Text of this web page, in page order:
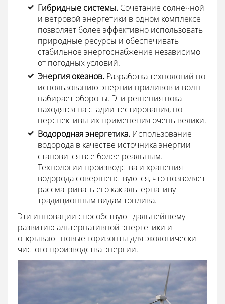
Гибридные системы. Сочетание солнечной
и ветровой энергетики в одном комплексе
позволяет более эффективно использовать
природные ресурсы и обеспечивать
стабильное энергоснабжение независимо
от погодных условий.
Энергия океанов. Разработка технологий по
использованию энергии приливов и волн
набирает обороты. Эти решения пока
находятся на стадии тестирования, но
перспективы их применения очень велики.
Водородная энергетика. Использование
водорода в качестве источника энергии
становится все более реальным.
Технологии производства и хранения
водорода совершенствуются, что позволяет
рассматривать его как альтернативу
традиционным видам топлива.
Эти инновации способствуют дальнейшему
развитию альтернативной энергетики и
открывают новые горизонты для экологически
чистого производства энергии.